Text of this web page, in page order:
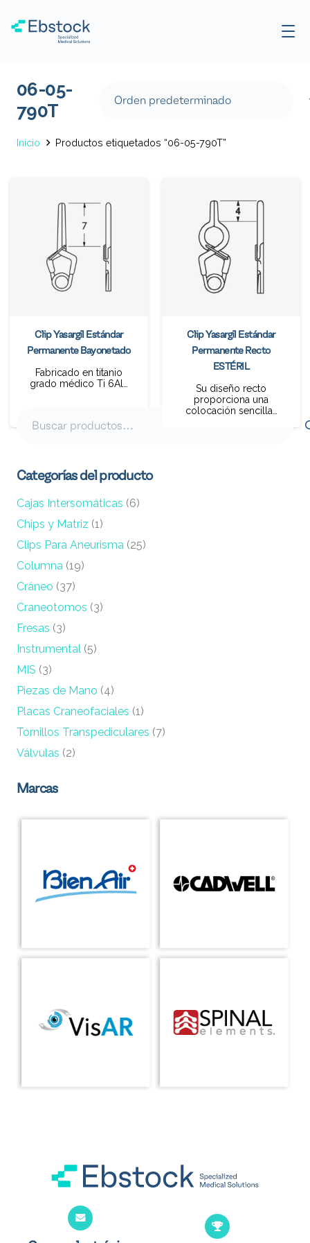
06-05-
790T
Inicio Productos etiquetados “06-05-790T”
Clip Yasargil Estándar
Permanente Bayonetado
Fabricado en titanio
grado médico Ti 6Al…
Clip Yasargil Estándar
Permanente Recto
ESTÉRIL
Su diseño recto
proporciona una
colocación sencilla…
Categorías del producto
Cajas Intersomáticas (6)
Chips y Matriz (1)
Clips Para Aneurisma (25)
Columna (19)
Cráneo (37)
Craneotomos (3)
Fresas (3)
Instrumental (5)
MIS (3)
Piezas de Mano (4)
Placas Craneofaciales (1)
Tornillos Transpediculares (7)
Válvulas (2)
Marcas